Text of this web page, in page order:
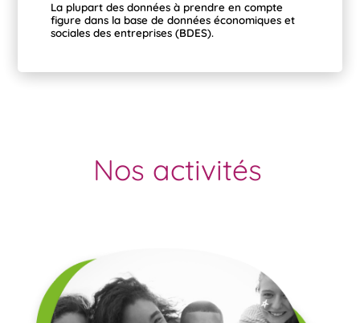
La plupart des données à prendre en compte
figure dans la base de données économiques et
sociales des entreprises (BDES).
Nos activités